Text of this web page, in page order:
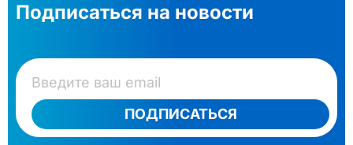
Подписаться на новости
ПОДПИСАТЬСЯ